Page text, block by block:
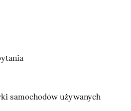
samochodów używanych